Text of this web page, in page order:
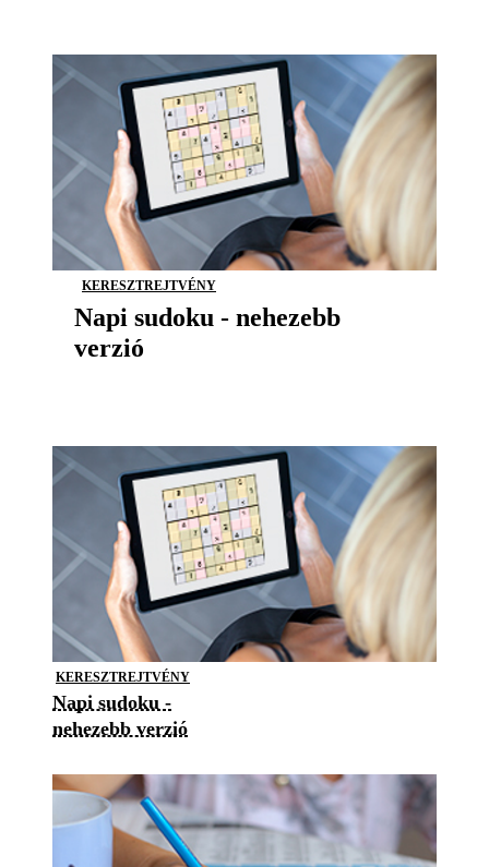
KERESZTREJTVÉNY
Napi sudoku - nehezebb
verzió
KERESZTREJTVÉNY
Napi sudoku -
nehezebb verzió